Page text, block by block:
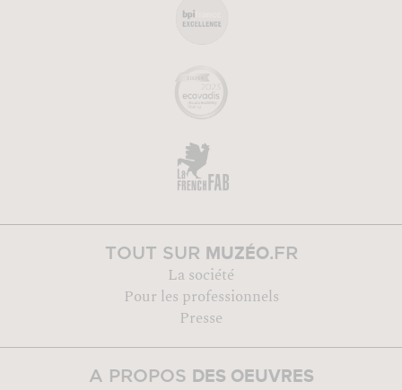
TOUT SUR MUZÉO.FR
La société
Pour les professionnels
Presse
A PROPOS DES OEUVRES